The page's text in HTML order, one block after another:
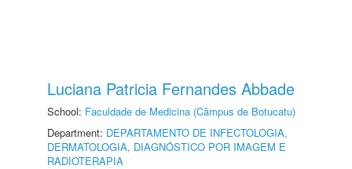
Luciana Patricia Fernandes Abbade
School: Faculdade de Medicina (Câmpus de Botucatu)
Department: DEPARTAMENTO DE INFECTOLOGIA,
DERMATOLOGIA, DIAGNÓSTICO POR IMAGEM E
RADIOTERAPIA